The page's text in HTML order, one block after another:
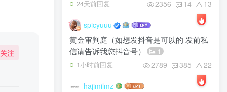
关注
24天前回复 2356 14 13
spicyuuu
黄金审判庭（如想发抖音是可以的 发前私
信请告诉我您抖音号）
1
1小时前回复 2789 385 22
hajimilmz